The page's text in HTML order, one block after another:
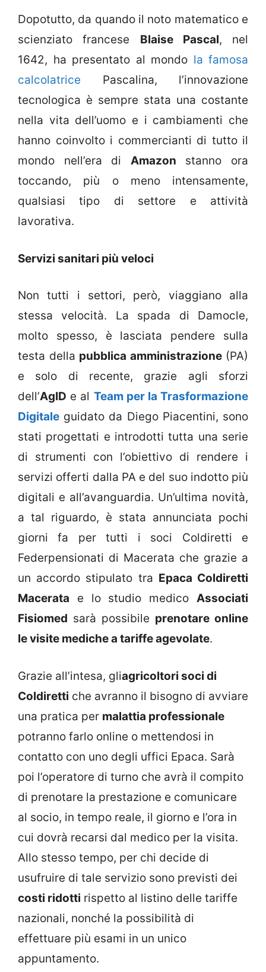
Dopotutto, da quando il noto matematico e
scienziato francese Blaise Pascal, nel
1642, ha presentato al mondo la famosa
calcolatrice Pascalina, l’innovazione
tecnologica è sempre stata una costante
nella vita dell’uomo e i cambiamenti che
hanno coinvolto i commercianti di tutto il
mondo nell’era di Amazon stanno ora
toccando, più o meno intensamente,
qualsiasi tipo di settore e attività
lavorativa.
Servizi sanitari più veloci
Non tutti i settori, però, viaggiano alla
stessa velocità. La spada di Damocle,
molto spesso, è lasciata pendere sulla
testa della pubblica amministrazione(PA)
e solo di recente, grazie agli sforzi
dell’AgID e al Team per la Trasformazione
Digitale guidato da Diego Piacentini, sono
stati progettati e introdotti tutta una serie
di strumenti con l’obiettivo di rendere i
servizi offerti dalla PA e del suo indotto più
digitali e all’avanguardia. Un’ultima novità,
a tal riguardo, è stata annunciata pochi
giorni fa per tutti i soci Coldiretti e
Federpensionati di Macerata che grazie a
un accordo stipulato tra Epaca Coldiretti
Macerata e lo studio medico Associati
Fisiomed sarà possibile prenotare online
le visite mediche a tariffe agevolate.
Grazie all’intesa, gliagricoltori soci di
Coldiretti che avranno il bisogno di avviare
una pratica per malattia professionale
potranno farlo online o mettendosi in
contatto con uno degli uffici Epaca. Sarà
poi l’operatore di turno che avrà il compito
di prenotare la prestazione e comunicare
al socio, in tempo reale, il giorno e l’ora in
cui dovrà recarsi dal medico per la visita.
Allo stesso tempo, per chi decide di
usufruire di tale servizio sono previsti dei
costi ridotti rispetto al listino delle tariffe
nazionali, nonché la possibilità di
effettuare più esami in un unico
appuntamento.